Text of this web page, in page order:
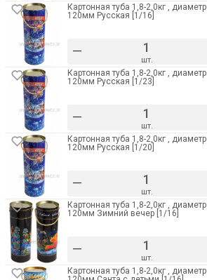
Картонная туба 1,8-2,0кг , диаметр
120мм Русская [1/16]
– шт.
Картонная туба 1,8-2,0кг , диаметр
120мм Русская [1/23]
– шт.
Картонная туба 1,8-2,0кг , диаметр
120мм Русская [1/20]
– шт.
Картонная туба 1,8-2,0кг , диаметр
120мм Зимний вечер [1/16]
– шт.
Картонная туба 1,8-2,0кг , диаметр